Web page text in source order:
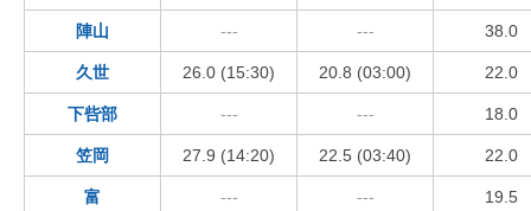
陣山 --- --- 38.0
久世 26.0 (15:30) 20.8 (03:00) 22.0
下呰部 --- --- 18.0
笠岡 27.9 (14:20) 22.5 (03:40) 22.0
富 --- --- 19.5